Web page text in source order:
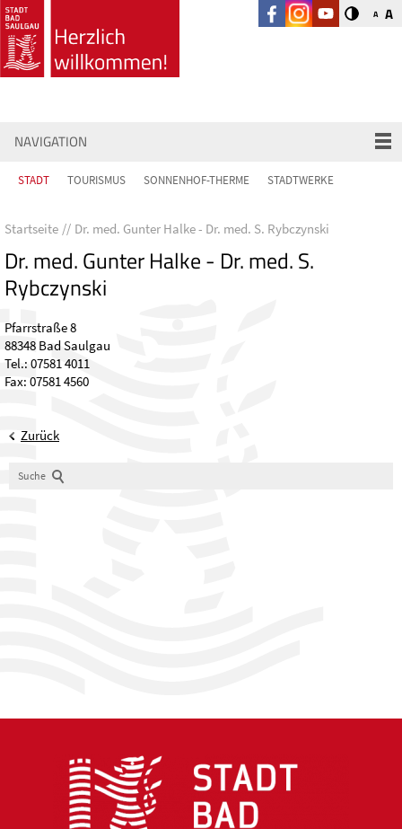
A A
NAVIGATION
STADT TOURISMUS SONNENHOF-THERME STADTWERKE
Startseite Dr. med. Gunter Halke - Dr. med. S. Rybczynski
Dr. med. Gunter Halke - Dr. med. S.
Rybczynski
Pfarrstraße 8
88348 Bad Saulgau
Tel.: 07581 4011
Fax: 07581 4560
Zurück
Suche